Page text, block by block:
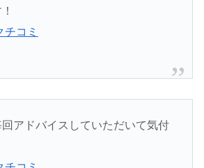
チコミ
アドバイスしていただいて気付